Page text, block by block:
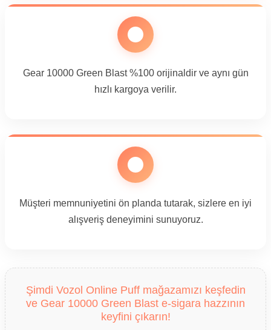
Gear 10000 Green Blast %100 orijinaldir ve aynı gün
hızlı kargoya verilir.
Müşteri memnuniyetini ön planda tutarak, sizlere en iyi
alışveriş deneyimini sunuyoruz.
Şimdi Vozol Online Puff mağazamızı keşfedin
ve Gear 10000 Green Blast e-sigara hazzının
keyfini çıkarın!